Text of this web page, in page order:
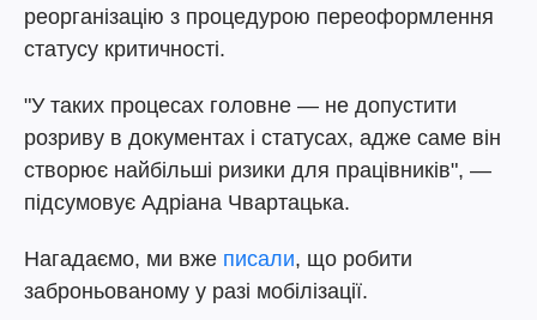
реорганізацію з процедурою переоформлення
статусу критичності.
"У таких процесах головне — не допустити
розриву в документах і статусах, адже саме він
створює найбільші ризики для працівників", —
підсумовує Адріана Чвартацька.
Нагадаємо, ми вже писали, що робити
заброньованому у разі мобілізації.